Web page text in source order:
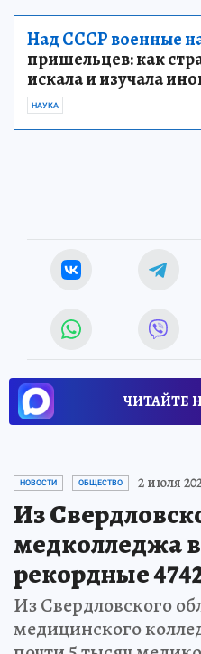
Над СССР военные
пришельцев: как
искала и изучала
НАУКА
ЧИТАЙТЕ
НОВОСТИ ОБЩЕСТВО 2 июля
Из
медколледжа
рекордные
Из Свердловского
медицинского